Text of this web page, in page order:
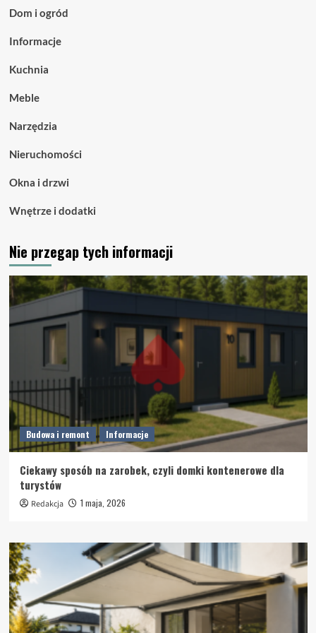
Dom i ogród
Informacje
Kuchnia
Meble
Narzędzia
Nieruchomości
Okna i drzwi
Wnętrze i dodatki
Nie przegap tych informacji
Budowa i remont Informacje
Ciekawy sposób na zarobek, czyli domki kontenerowe dla
turystów
Redakcja 1 maja, 2026